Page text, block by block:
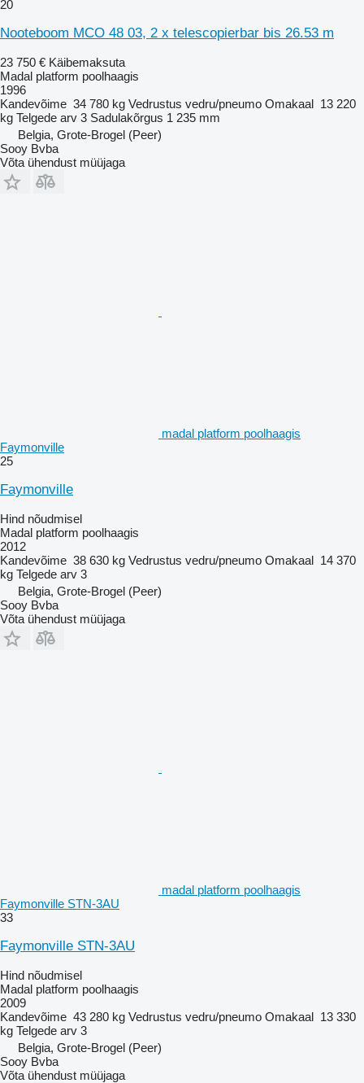
20
Nooteboom MCO 48 03, 2 x telescopierbar bis 26.53 m
23 750 € Käibemaksuta
Madal platform poolhaagis
1996
Kandevõime 34 780 kg Vedrustus vedru/pneumo Omakaal 13 220
kg Telgede arv 3 Sadulakõrgus 1 235 mm
Belgia, Grote-Brogel (Peer)
Sooy Bvba
Võta ühendust müüjaga
madal platform poolhaagis
Faymonville
25
Faymonville
Hind nõudmisel
Madal platform poolhaagis
2012
Kandevõime 38 630 kg Vedrustus vedru/pneumo Omakaal 14 370
kg Telgede arv 3
Belgia, Grote-Brogel (Peer)
Sooy Bvba
Võta ühendust müüjaga
madal platform poolhaagis
Faymonville STN-3AU
33
Faymonville STN-3AU
Hind nõudmisel
Madal platform poolhaagis
2009
Kandevõime 43 280 kg Vedrustus vedru/pneumo Omakaal 13 330
kg Telgede arv 3
Belgia, Grote-Brogel (Peer)
Sooy Bvba
Võta ühendust müüjaga